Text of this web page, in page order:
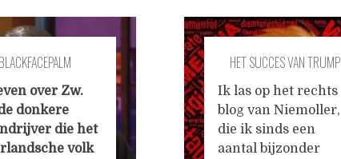
BLACKFACEPALM
over Zw.
donkere
die het
volk
HET SUCCES VAN TRUMP
ONDER DE LOEP
Ik las op het rechts
blog van Niemoller,
die ik sinds een
aantal bijzonder